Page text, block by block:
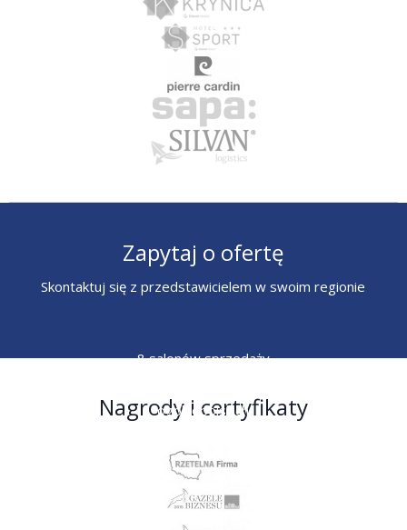
Zapytaj o ofertę
Skontaktuj się z przedstawicielem w swoim regionie
8 salonów sprzedaży
ogólnopolskich
Nagrody i certyfikaty